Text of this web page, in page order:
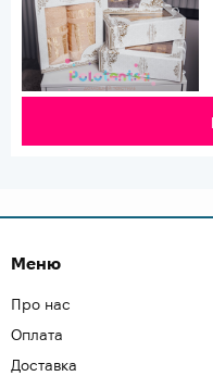
Меню
Про нас
Оплата
Доставка